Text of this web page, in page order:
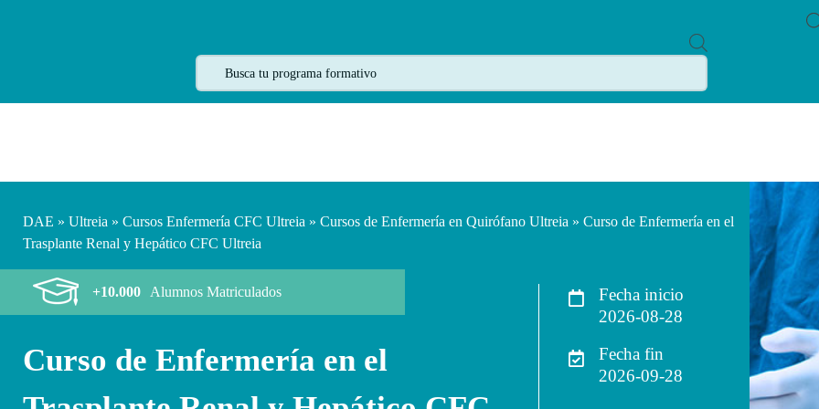
R
D
A
H
DAE » Ultreia » Cursos Enfermería CFC Ultreia » Cursos de Enfermería en Quirófano Ultreia » Curso de Enfermería en el
Trasplante Renal y Hepático CFC Ultreia
+10.000 Alumnos Matriculados
Curso de Enfermería en el
Fecha inicio
2026-08-28
Fecha fin
2026-09-28